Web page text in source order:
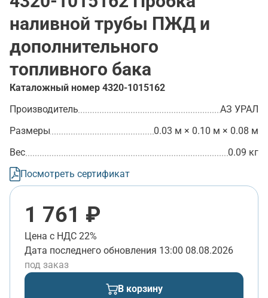
наливной трубы ПЖД и
дополнительного
топливного бака
Каталожный номер 4320-1015162
Производитель
АЗ УРАЛ
Размеры
0.03 м × 0.10 м × 0.08 м
Вес
0.09 кг
Посмотреть сертификат
1 761 ₽
Цена с НДС 22%
Дата последнего обновления 13:00 08.08.2026
под заказ
В корзину